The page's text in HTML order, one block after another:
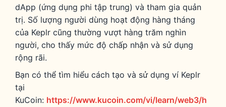
dApp (ứng dụng phi tập trung) và tham gia quản
trị. Số lượng người dùng hoạt động hàng tháng
của Keplr cũng thường vượt hàng trăm nghìn
người, cho thấy mức độ chấp nhận và sử dụng
rộng rãi.
Bạn có thể tìm hiểu cách tạo và sử dụng ví Keplr
tại
KuCoin: https://www.kucoin.com/vi/learn/web3/h